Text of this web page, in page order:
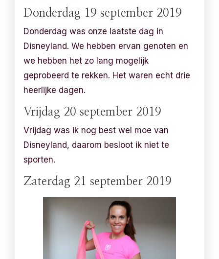
Donderdag 19 september 2019
Donderdag was onze laatste dag in
Disneyland. We hebben ervan genoten en
we hebben het zo lang mogelijk
geprobeerd te rekken. Het waren echt drie
heerlijke dagen.
Vrijdag 20 september 2019
Vrijdag was ik nog best wel moe van
Disneyland, daarom besloot ik niet te
sporten.
Zaterdag 21 september 2019